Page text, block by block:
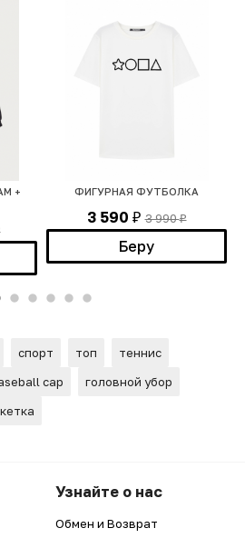
+
ФИГУРНАЯ ФУТБОЛКА
3 590 ₽ 3 990₽
Беру
спорт топ
теннис
cap
головной убор
Узнайте о нас
Обмен и Возврат